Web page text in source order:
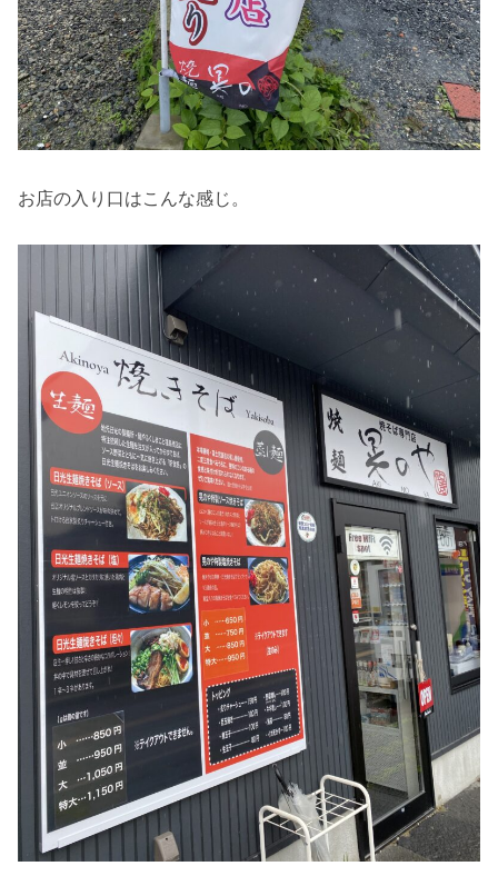
お店の入り口はこんな感じ。